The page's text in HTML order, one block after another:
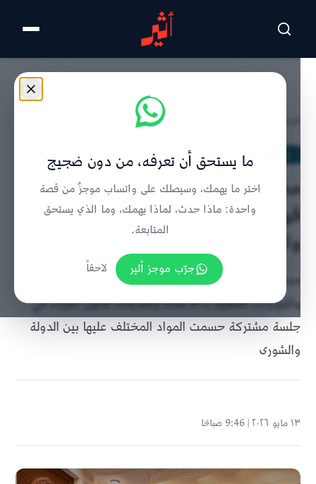
تخطى للمحتوى الرئيسي
مجلس عُمان يحسم 5 مشروعات
قوانين من بينها “مكافحة المخدرات”
والجزاء"
مجلس عُمان يُجيز مشروع قانون مكافحة المخدرات
والمؤثرات العقلية بـ67 مادة وتعديلات قانون الجزاء في
جلسة مشتركة حسمت المواد المختلف عليها بين الدولة
والشورى
١٣ مايو ٢٠٢٦ | 9:46 صباحًا
ما يستحق أن تعرفه، من دون ضجيج
اختر ما يهمك، وسيصلك على واتساب موجزٌ من قصة
واحدة: ماذا حدث، لماذا يهمك، وما الذي يستحق
المتابعة.
جرّب موجز أثير
لاحقاً